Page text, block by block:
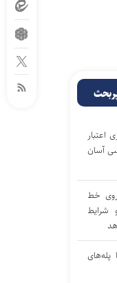
آسان‌
روی خط
شرایط